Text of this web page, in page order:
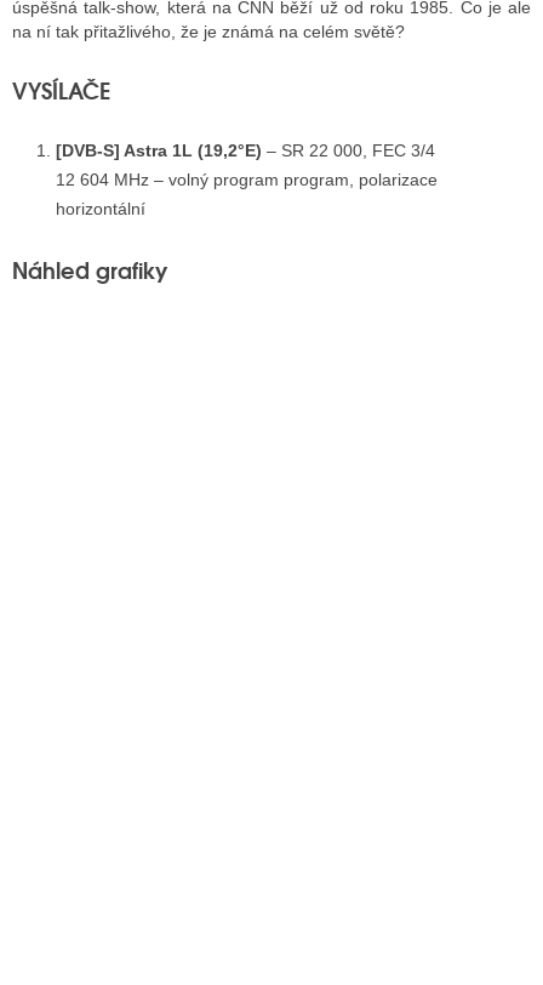
úspěšná talk-show, která na CNN běží už od roku 1985. Co je ale
na ní tak přitažlivého, že je známá na celém světě?
VYSÍLAČE
[DVB-S] Astra 1L (19,2°E) – SR 22 000, FEC 3/4
12 604 MHz – volný program program, polarizace
horizontální
Náhled grafiky